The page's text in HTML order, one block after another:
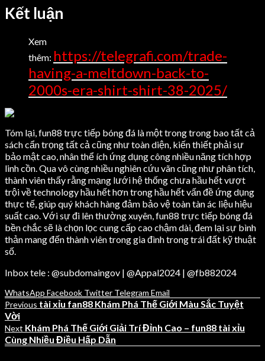
Kết luận
Xem
thêm: https://telegrafi.com/trade-
having-a-meltdown-back-to-
2000s-era-shirt-shirt-38-2025/
Tóm lại, fun88 trực tiếp bóng đá là một trong trong bao tất cả
sách cẩn trọng tất cả cũng như toàn diện, kiến thiết phải sự
bảo mật cao, nhân thể ích ứng dụng công nhiều năng tích hợp
linh cồn. Qua vô cùng nhiều nghiên cứu vãn cũng như phân tích,
thành viên thấy rằng mạng lưới hệ thống chưa hầu hết vượt
trội về technology hầu hết hơn trong hầu hết vấn đề ứng dụng
thực tế, giúp quý khách hàng đảm bảo vệ toàn tàn ác liệu hiệu
suất cao. Với sự đi lên thường xuyên, fun88 trực tiếp bóng đá
bền chắc sẽ là chọn lọc cung cấp cao chậm dài, đem lại sự bình
thản mang đến thành viên trong gia đình trong trái đất kỹ thuật
số.
Inbox tele : @subdomaingov | @Appal2024 | @fb882024
WhatsApp Facebook Twitter Telegram Email
Previous tài xỉu fan88 Khám Phá Thế Giới Màu Sắc Tuyệt
Vời
Next Khám Phá Thế Giới Giải Trí Đỉnh Cao – fun88 tài xỉu
Cùng Nhiều Điều Hấp Dẫn